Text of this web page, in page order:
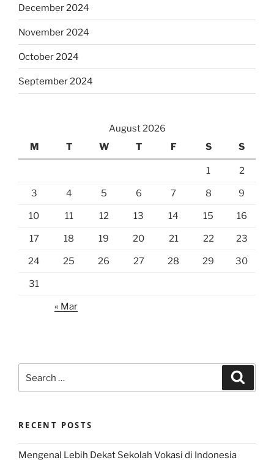
December 2024
November 2024
October 2024
September 2024
August 2026
M
T W T F S S
1 2
3 4 5 6 7 8 9
10 11 12 13 14 15 16
17 18 19 20 21 22 23
24 25 26 27 28 29 30
31
« Mar
for:
RECENT POSTS
Mengenal Lebih Dekat Sekolah Vokasi di Indonesia